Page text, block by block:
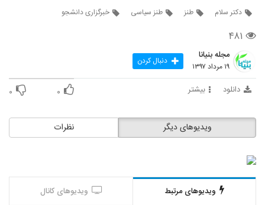
دکتر سلام
طنز طنز سیاسی خبرگزاری دانشجو
۴۸۱
مجله بنیانا
۱۹ مرداد ۱۳۹۷ دنبال کردن
دانلود بیشتر ۰ ۰
نظرات ویدیوهای دیگر
ویدیوهای مرتبط ویدیوهای کانال